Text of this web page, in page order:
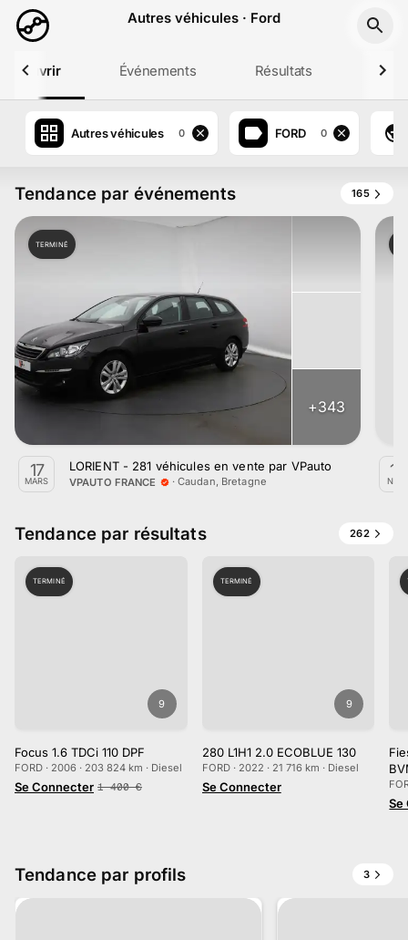
Aller au contenu principal
Autres véhicules · Ford
Événements Résultats
Autres véhicules 0 FORD 0
Tendance par événements 165
TERMINÉ
+343
17
MARS
LORIENT - 281 véhicules en vente par VPauto
VPAUTO FRANCE · Caudan, Bretagne
16
NOV.
Tendance par résultats 262
9
TERMINÉ
Focus 1.6 TDCi 110 DPF
FORD · 2006 · 203 824 km · Diesel
Se Connecter 1 400 €
9
TERMINÉ
280 L1H1 2.0 ECOBLUE 130
FORD · 2022 · 21 716 km · Diesel
Se Connecter
Se
Tendance par profils 3